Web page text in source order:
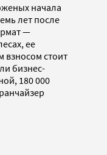
начала
лет после
—
ее
взносом стоит
бизнес-
180 000